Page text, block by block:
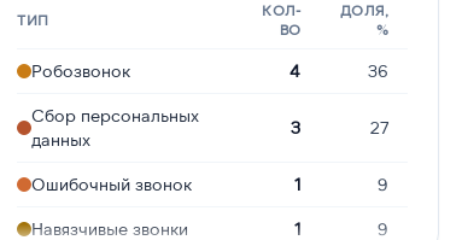
ТИП
КОЛ-
ВО
ДОЛЯ,
%
Робозвонок 4 36
Сбор персональных
данных
3 27
Ошибочный звонок 1 9
Навязчивые звонки 1 9